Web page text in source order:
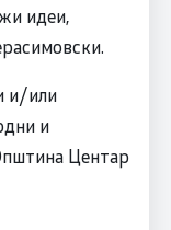
идеи,
и/или
и
Центар